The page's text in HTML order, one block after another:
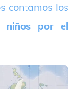
contamos los
niños por el